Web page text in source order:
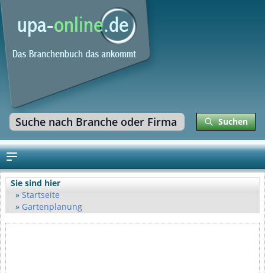
Suchen
Sie sind hier
Startseite
Gartenplanung